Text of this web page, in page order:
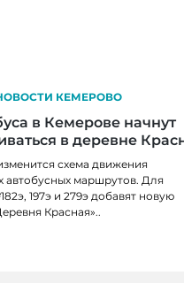
КЕМЕРОВО
в Кемерове начнут
в деревне
схема движения
автобусных маршрутов. Для
197э и 279э добавят новую
Красная»..
НОВОСТИ КЕМЕРОВО
выбрали лучшую